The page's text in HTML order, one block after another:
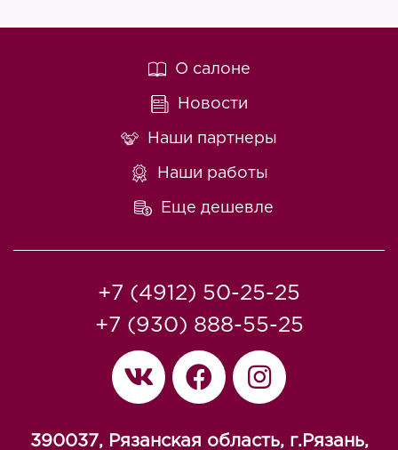
О салоне
Новости
Наши партнеры
Наши работы
Еще дешевле
+7 (4912) 50-25-25
+7 (930) 888-55-25
390037, Рязанская область, г.Рязань,